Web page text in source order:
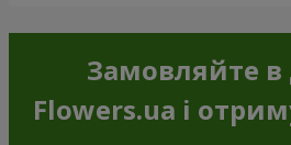
Замовляйте в
Flowers.ua і